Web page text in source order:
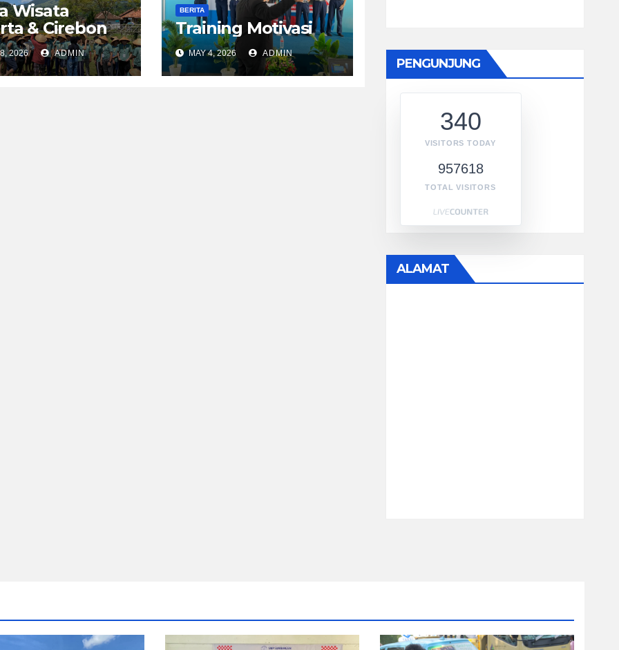
Wisata
& Cirebon
2026 ADMIN
BERITA
Training Motivasi
MAY 4, 2026 ADMIN
PENGUNJUNG
340
VISITORS TODAY
957618
TOTAL VISITORS
ALAMAT